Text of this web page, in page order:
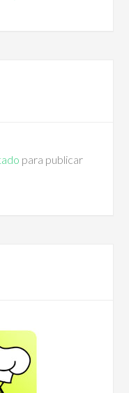
para publicar